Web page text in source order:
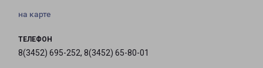
на карте
ТЕЛЕФОН
8(3452) 695-252, 8(3452) 65-80-01